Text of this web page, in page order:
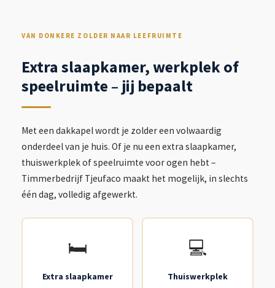
VAN DONKERE ZOLDER NAAR LEEFRUIMTE
Extra slaapkamer, werkplek of
speelruimte – jij bepaalt
Met een dakkapel wordt je zolder een volwaardig
onderdeel van je huis. Of je nu een extra slaapkamer,
thuiswerkplek of speelruimte voor ogen hebt –
Timmerbedrijf Tjeufaco maakt het mogelijk, in slechts
één dag, volledig afgewerkt.
🛏️
Extra slaapkamer
💻
Thuiswerkplek